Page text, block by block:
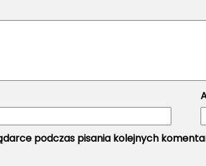
podczas pisania kolejnych